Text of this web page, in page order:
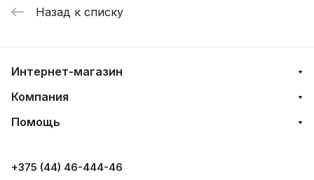
Назад к списку
Интернет-магазин
Компания
Помощь
+375 (44) 46-444-46